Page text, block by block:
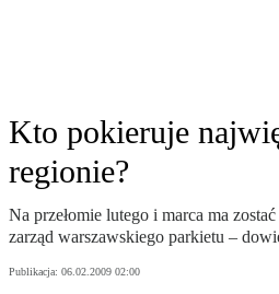
Kto pokieruje
regionie?
Na przełomie lutego i marca ma
zarząd warszawskiego parkietu –
Publikacja: 06.02.2009 02:00